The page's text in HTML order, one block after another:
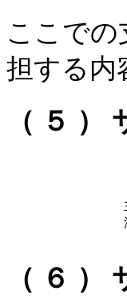
ここで
担する内
（ ５ ）
（ ６ ）